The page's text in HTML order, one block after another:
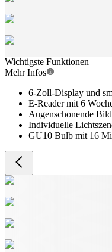
Wichtigste Funktionen
Mehr Infos
6-Zoll-Display und
E-Reader mit 6
Augenschonende
Individuelle
GU10 Bulb mit 16